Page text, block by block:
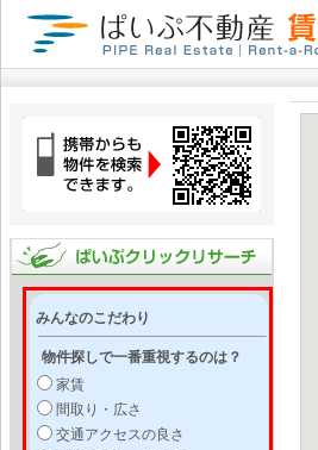
みんなのこだわり
物件探しで一番重視するのは？
家賃
間取り・広さ
交通アクセスの良さ